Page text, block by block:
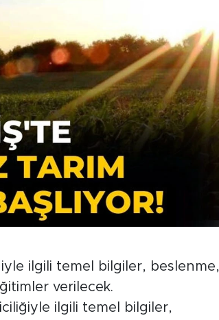
ilgili temel bilgiler, beslenme,
verilecek.
ilgili temel bilgiler,